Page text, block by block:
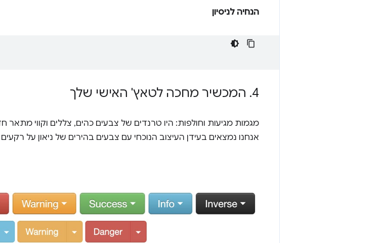
הנחיה לניסיון
4
. המכשיר מחכה לטאץ' האישי שלך
מגמות מגיעות וחולפות: היו טרנדים של צבעים כהים, צללים וקווי מתאר
אנחנו נמצאים בעידן העיצוב הנוכחי עם צבעים בהירים של ניאון על